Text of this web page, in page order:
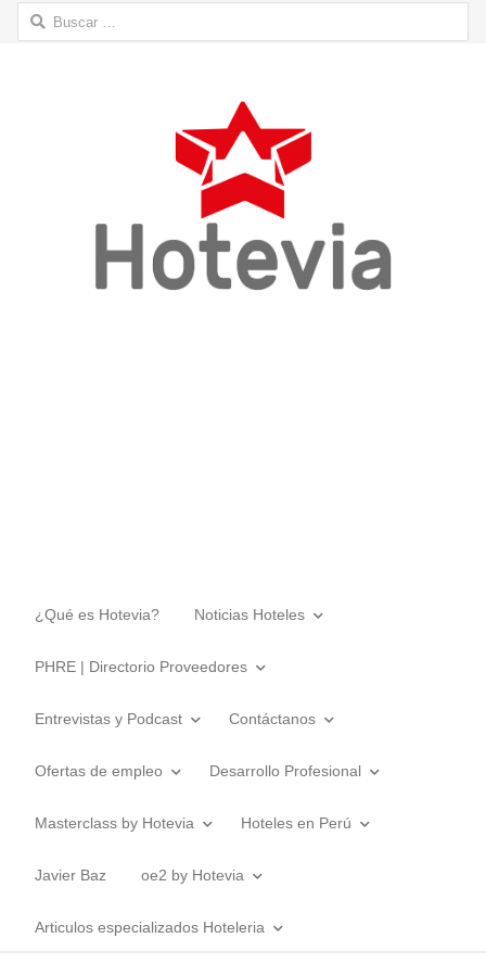
Buscar:
¿Qué es Hotevia? Noticias Hoteles
PHRE | Directorio Proveedores
Entrevistas y Podcast Contáctanos
Ofertas de empleo Desarrollo Profesional
Masterclass by Hotevia Hoteles en Perú
Javier Baz oe2 by Hotevia
Articulos especializados Hoteleria